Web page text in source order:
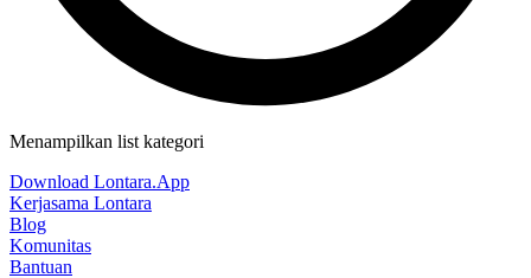
Menampilkan list kategori
Download Lontara.App
Kerjasama Lontara
Blog
Komunitas
Bantuan